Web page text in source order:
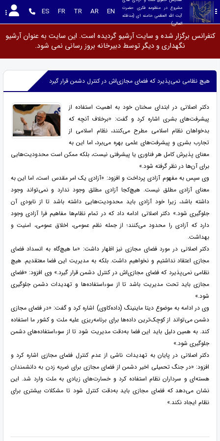
العالی)
EN
AR
TR
FR
ES
کنفرانس برگزار شده و سایت آرشیو گردیده است. این سایت به عنوان آرشیو
نگهداری و دیگر توسط دبیرخانه بروز رسانی نمی شود.
هیچ نظامی نمی‌پذیرد که فضای مجازی‌اش در کنترل دشمن قرار گیرد
دکتر اصلانی در ابتدای سخنان خود به اهمیت استفاده از
پیشرفت‌های بشری اشاره کرد و گفت: «برخلاف آنچه که
بدخواهان نظام اسلامی مطرح می‌کنند، نظام اسلامی از
تجارب بشری و پیشرفت‌های علمی بهره می‌برد، اما این به
معنای پذیرش کامل هر فناوری یا پیشرفتی نیست، بلکه ممکن است محدودیت‌هایی
برای آن‌ها در نظر گرفته شود.»
وی سپس به مفهوم آزادی پرداخت و افزود: «آزادی یک امر مقدس است، اما این به
معنای آزادی مطلق نیست. هیچ‌کجا آزادی مطلق وجود ندارد و نمی‌تواند وجود
داشته باشد، زیرا خود آزادی باید محدودیت‌هایی داشته باشد تا از نابودی آن
جلوگیری شود.» دکتر اصلانی ادامه داد که در تمام نظام‌ها مفاهیم فرا آزادی وجود
دارد که آزادی را محدود می‌کنند؛ از جمله نظم عمومی، اخلاق عمومی، امنیت و
بهداشت.
دکتر اصلانی در مورد فضای مجازی نیز اظهار داشت: «ما هیچ‌گاه به انسداد فضای
مجازی اعتقاد نداشتیم و نخواهیم داشت. بلکه به مدیریت این فضا معتقدیم. هیچ
نظامی نمی‌پذیرد که فضای مجازی‌اش در کنترل دشمن قرار گیرد.» وی افزود: «فضای
مجازی باید تحت مدیریت باشد تا از سوءاستفاده‌ها و تهدیدات دشمن جلوگیری
شود.»
وی در ادامه به موضوع دیتا ماینینگ (داده‌کاوی) اشاره کرد و گفت: «در فضای مجازی
دشمن می‌تواند از کوچک‌ترین داده‌ها برای برنامه‌ریزی علیه ملت و کشور ما استفاده
کند. به همین دلیل باید این فضا به‌دقت مدیریت شود تا از سوءاستفاده‌های دشمن
جلوگیری شود.»
دکتر اصلانی در پایان به تهدیدات ناشی از عدم کنترل فضای مجازی اشاره کرد و
افزود: «در جنگ تحمیلی اخیر دشمن از فضای مجازی برای ضربه زدن به دانشمندان
هسته‌ای و سرداران نظام استفاده کرد و خسارت‌های زیادی به ملت وارد شد. این
نشان می‌دهد که فضای مجازی باید به‌دقت کنترل شود تا مشکلات بیشتری برای
نظام ایجاد نکند.»